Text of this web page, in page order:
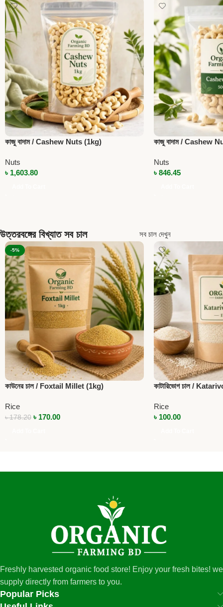
কাজু বাদাম / Cashew Nuts (1kg)
Nuts
৳ 1,603.80
কাজু বাদাম / Cashew
Nuts
৳ 846.45
উত্তরবঙ্গের বিখ্যাত সব চাল সব চাল দেখুন
-5%
কাউনের চাল / Foxtail Millet (1kg)
Rice
৳178.20 ৳ 170.00
কাটারিভোগ চাল /
Rice
৳ 100.00
Freshly harvested organic food store! Enjoy your fresh bites! we
supply directly from farmers to you.
Popular Picks